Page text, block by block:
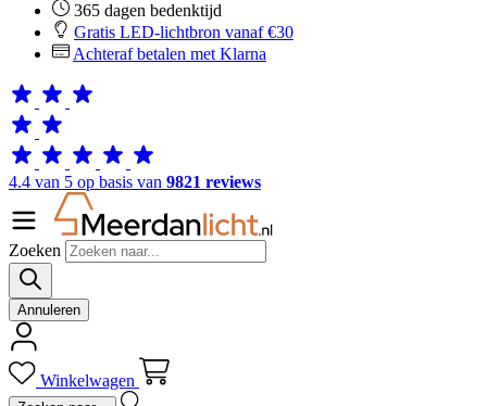
365 dagen bedenktijd
Gratis LED-lichtbron vanaf €30
Achteraf betalen met Klarna
4.4 van 5 op basis van 9821 reviews
Zoeken
Annuleren
Winkelwagen